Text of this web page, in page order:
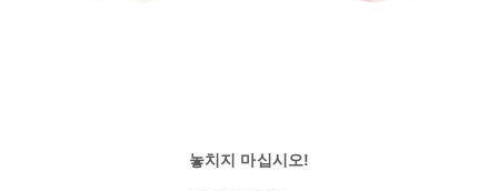
놓치지 마십시오!